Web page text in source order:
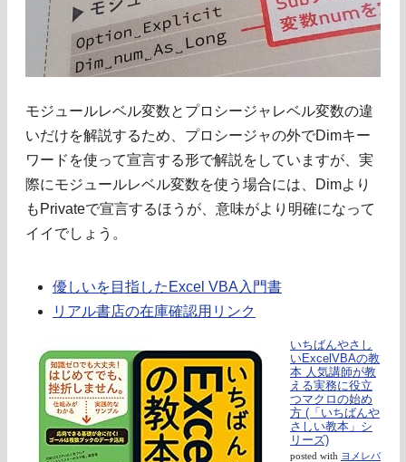
モジュールレベル変数とプロシージャレベル変数の違
いだけを解説するため、プロシージャの外でDimキー
ワードを使って宣言する形で解説をしていますが、実
際にモジュールレベル変数を使う場合には、Dimより
もPrivateで宣言するほうが、意味がより明確になって
イイでしょう。
優しいを目指したExcel VBA入門書
リアル書店の在庫確認用リンク
いちばんやさし
いExcelVBAの教
本 人気講師が教
える実務に役立
つマクロの始め
方 (「いちばんや
さしい教本」シ
リーズ)
posted with ヨメレバ